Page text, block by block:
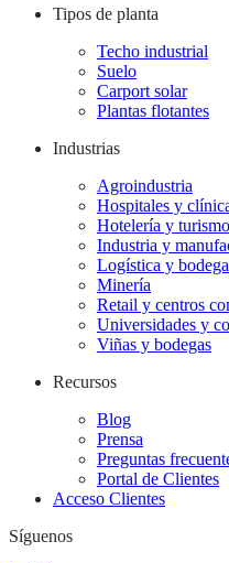
Tipos de planta
Techo industrial
Suelo
Carport solar
Plantas flotantes
Industrias
Agroindustria
Hospitales y
Hotelería y turismo
Industria y
Logística y
Minería
Retail y centros
Universidades y
Viñas y bodegas
Recursos
Blog
Prensa
Preguntas
Portal de Clientes
Acceso Clientes
Síguenos